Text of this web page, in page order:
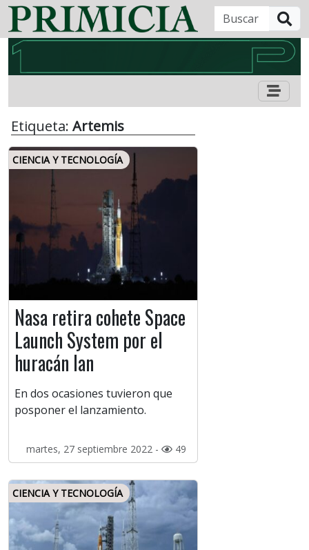
Etiqueta: Artemis
CIENCIA Y TECNOLOGÍA
Nasa retira cohete Space
Launch System por el
huracán Ian
En dos ocasiones tuvieron que
posponer el lanzamiento.
martes, 27 septiembre 2022 - 49
CIENCIA Y TECNOLOGÍA